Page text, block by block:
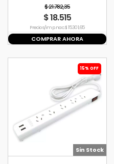
Tbcin EV-P8U2
$ 21.782,35
$ 18.515
Precio s/imp. nac. $ 15.301,65
COMPRAR AHORA
15% OFF
Sin Stock